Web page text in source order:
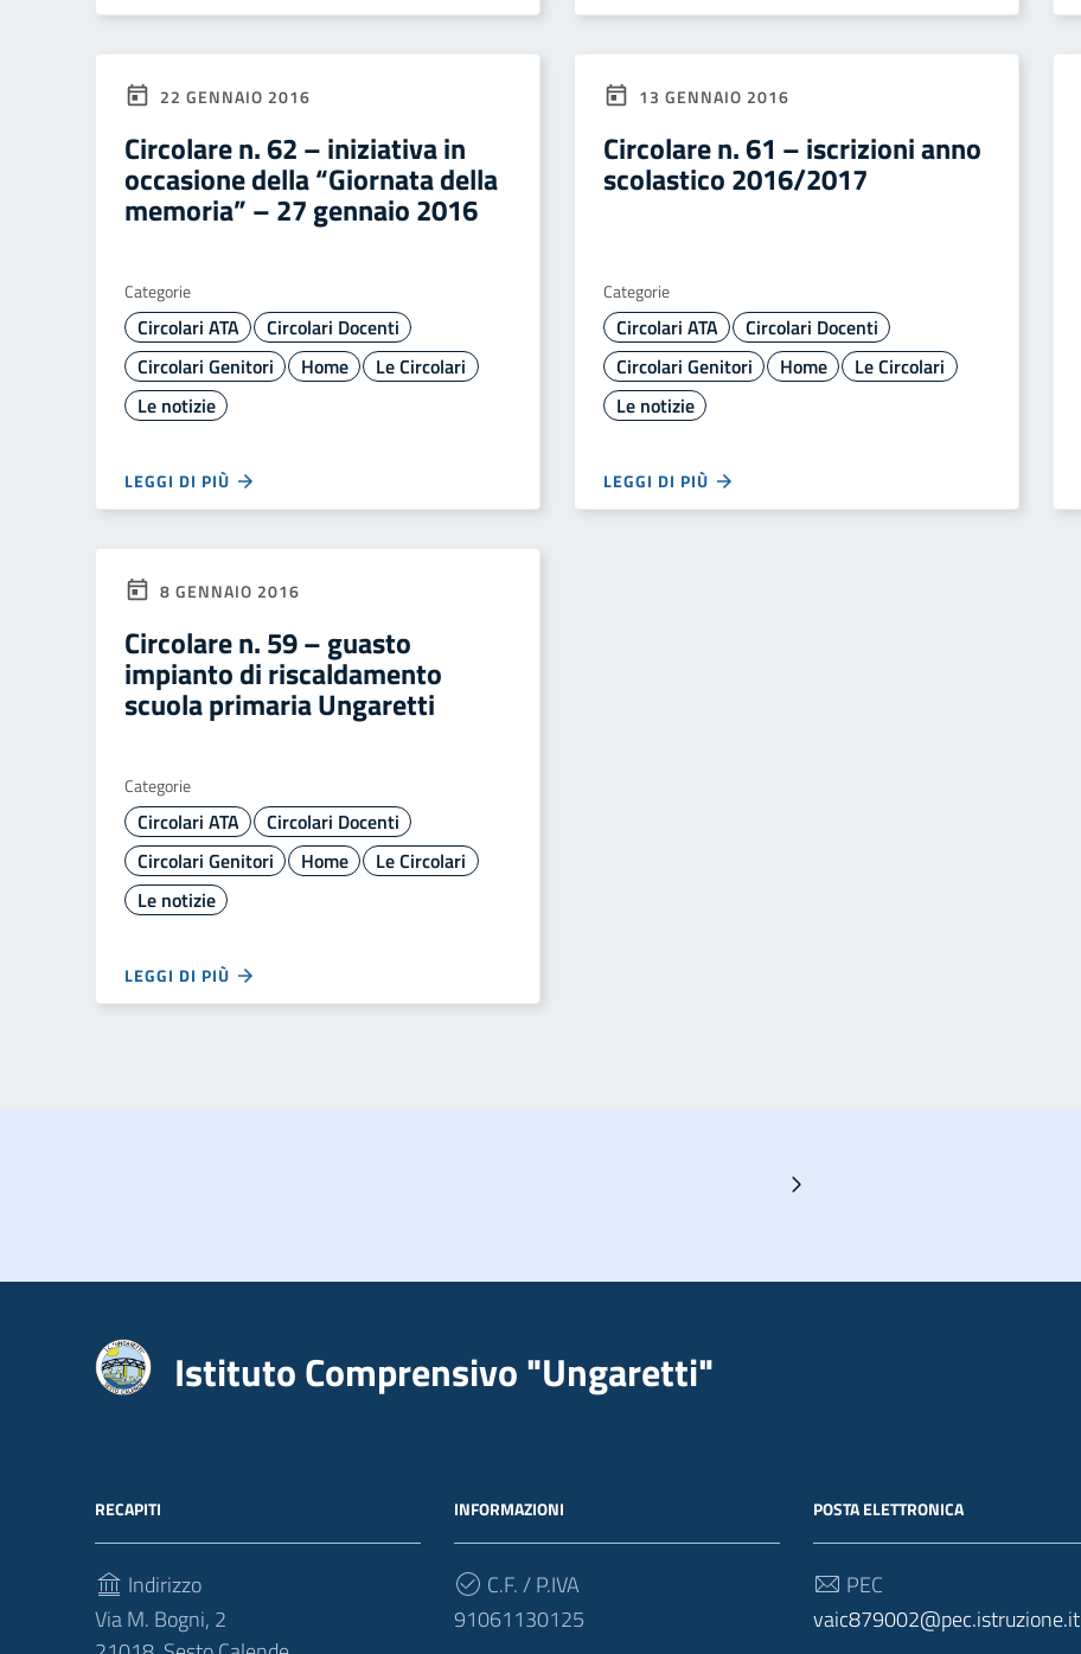
22 GENNAIO 2016
Circolare n. 62 – iniziativa in
occasione della “Giornata della
memoria” – 27 gennaio 2016
Categorie
Circolari ATA
Circolari Docenti
Circolari Genitori
Home
Le Circolari
Le notizie
LEGGI DI PIÙ
13 GENNAIO 2016
Circolare n. 61 – iscrizioni anno
scolastico 2016/2017
Categorie
Circolari ATA
Circolari Docenti
Circolari Genitori
Home
Le Circolari
Le notizie
LEGGI DI PIÙ
8 GENNAIO 2016
Circolare n. 59 – guasto
impianto di riscaldamento
scuola primaria Ungaretti
Categorie
Circolari ATA
Circolari Docenti
Circolari Genitori
Home
Le Circolari
Le notizie
LEGGI DI PIÙ
Pagina successiva
Istituto Comprensivo "Ungaretti"
RECAPITI
Indirizzo
Via M. Bogni, 2
INFORMAZIONI
C.F. / P.IVA
91061130125
POSTA ELETTRONICA
PEC
vaic879002@pec.istruzione.it